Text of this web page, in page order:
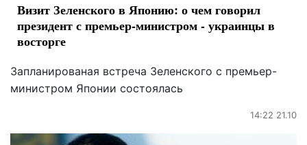
Визит Зеленского в Японию: о чем говорил
президент с премьер-министром - украинцы в
восторге
Запланированая встреча Зеленского с премьер-
министром Японии состоялась
14:22 21.10